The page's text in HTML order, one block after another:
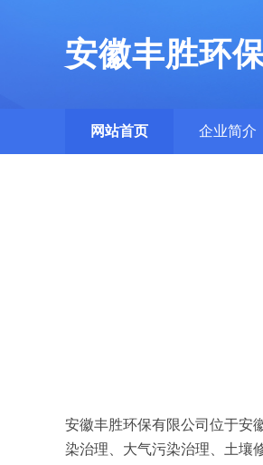
安徽丰胜环
网站首页 企业简介
安徽丰胜环保有限公司位于安
染治理、大气污染治理、土壤